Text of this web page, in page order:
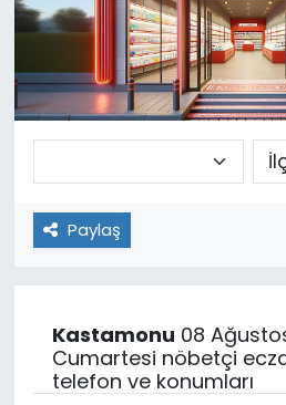
Paylaş
Kastamonu 08
Cumartesi nöbetçi
telefon ve konumları
Haber Arşivi